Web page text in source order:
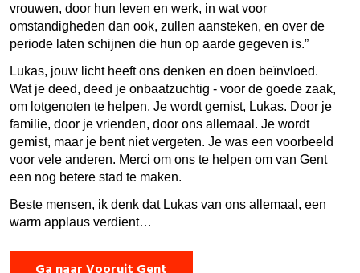
vrouwen, door hun leven en werk, in wat voor
omstandigheden dan ook, zullen aansteken, en over de
periode laten schijnen die hun op aarde gegeven is.”
Lukas, jouw licht heeft ons denken en doen beïnvloed.
Wat je deed, deed je onbaatzuchtig - voor de goede zaak,
om lotgenoten te helpen. Je wordt gemist, Lukas. Door je
familie, door je vrienden, door ons allemaal. Je wordt
gemist, maar je bent niet vergeten. Je was een voorbeeld
voor vele anderen. Merci om ons te helpen om van Gent
een nog betere stad te maken.
Beste mensen, ik denk dat Lukas van ons allemaal, een
warm applaus verdient…